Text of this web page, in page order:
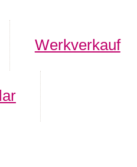
Werkverkauf